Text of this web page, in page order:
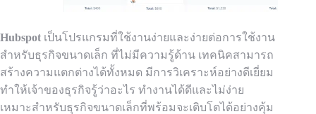
Hubspot เป็นโปรแกรมที่ใช้งานง่ายและง่ายต่อการใช้งาน
สำหรับธุรกิจขนาดเล็ก ที่ไม่มีความรู้ด้าน เทคนิคสามารถ
สร้างความแตกต่างได้ทั้งหมด มีการวิเคราะห์อย่างดีเยี่ยม
ทำให้เจ้าของธุรกิจรู้ว่าอะไร ทำงานได้ดีและไม่ง่าย
เหมาะสำหรับธุรกิจขนาดเล็กที่พร้อมจะเติบโตได้อย่างคุ้ม